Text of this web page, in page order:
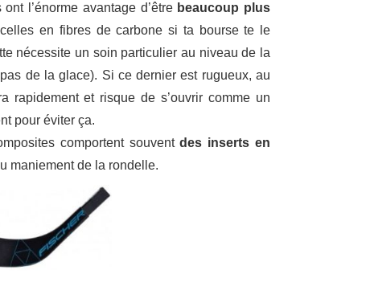
l’énorme avantage d’être beaucoup plus
en fibres de carbone si ta bourse te le
nécessite un soin particulier au niveau de la
de la glace). Si ce dernier est rugueux, au
rapidement et risque de s’ouvrir comme un
pour éviter ça.
comportent souventdes inserts en
maniement de la rondelle.